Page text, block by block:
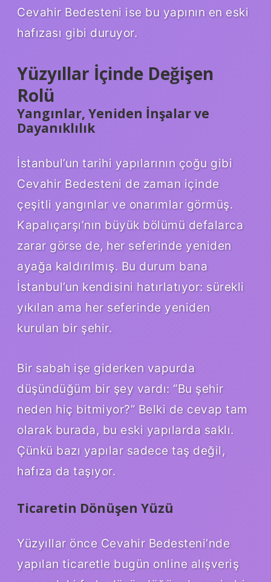
Cevahir Bedesteni ise bu yapının en eski
hafızası gibi duruyor.
Yüzyıllar İçinde Değişen
Rolü
Yangınlar, Yeniden İnşalar ve
Dayanıklılık
İstanbul’un tarihi yapılarının çoğu gibi
Cevahir Bedesteni de zaman içinde
çeşitli yangınlar ve onarımlar görmüş.
Kapalıçarşı’nın büyük bölümü defalarca
zarar görse de, her seferinde yeniden
ayağa kaldırılmış. Bu durum bana
İstanbul’un kendisini hatırlatıyor: sürekli
yıkılan ama her seferinde yeniden
kurulan bir şehir.
Bir sabah işe giderken vapurda
düşündüğüm bir şey vardı: “Bu şehir
neden hiç bitmiyor?” Belki de cevap tam
olarak burada, bu eski yapılarda saklı.
Çünkü bazı yapılar sadece taş değil,
hafıza da taşıyor.
Ticaretin Dönüşen Yüzü
Yüzyıllar önce Cevahir Bedesteni’nde
yapılan ticaretle bugün online alışveriş